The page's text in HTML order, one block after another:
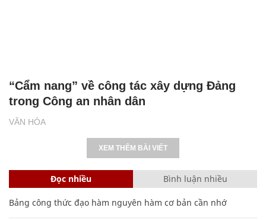
VĂN HÓA
“Cẩm nang” về công tác xây dựng Đảng
trong Công an nhân dân
XEM THÊM BÀI VIẾT
Đọc nhiều Bình luận nhiều
Bảng công thức đạo hàm nguyên hàm cơ bản cần nhớ